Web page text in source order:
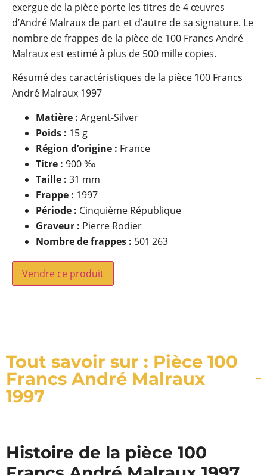
exergue de la pièce porte les titres de 4 œuvres
d’André Malraux de part et d’autre de sa signature. Le
nombre de frappes de la pièce de 100 Francs André
Malraux est estimé à plus de 500 mille copies.
Résumé des caractéristiques de la pièce 100 Francs
André Malraux 1997
Matière : Argent-Silver
Poids : 15 g
Région d’origine : France
Titre : 900 ‰
Taille : 31 mm
Frappe : 1997
Période : Cinquième République
Graveur : Pierre Rodier
Nombre de frappes : 501 263
Vendre ce produit
Tout savoir sur : Pièce 100
Francs André Malraux
1997
Histoire de la pièce 100